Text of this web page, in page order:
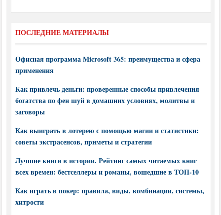
ПОСЛЕДНИЕ МАТЕРИАЛЫ
Офисная программа Microsoft 365: преимущества и сфера
применения
Как привлечь деньги: проверенные способы привлечения
богатства по фен шуй в домашних условиях, молитвы и
заговоры
Как выиграть в лотерею с помощью магии и статистики:
советы экстрасенсов, приметы и стратегии
Лучшие книги в истории. Рейтинг самых читаемых книг
всех времен: бестселлеры и романы, вошедшие в ТОП-10
Как играть в покер: правила, виды, комбинации, системы,
хитрости